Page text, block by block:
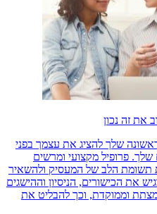
את זה נכון
שלך להציג את עצמך בפני
שלך. פרופיל מקצועי ומרשים
תשומת הלב של המעסיק ולהשאיר
את הכישורים, הניסיון וההישגים
וממוקדת, וכך להבליט את